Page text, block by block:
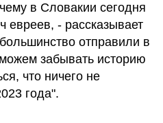
в Словакии сегодня
евреев, - рассказывает
отправили в
забывать историю
что ничего не
года".